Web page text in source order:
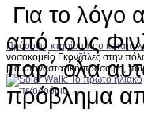
Πρόσοψη κτηρίου που
νοσοκομείο Γκονζάλες στην
μια επαναστατική πρόσοψη,
Για το λόγο
από τους
παρ΄ όλα
πρόβλημα